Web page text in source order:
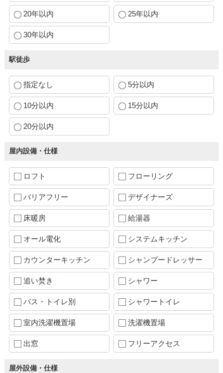
20年以内 25年以内
30年以内
駅徒歩
指定なし 5分以内
10分以内 15分以内
20分以内
屋内設備・仕様
ロフト フローリング
バリアフリー デザイナーズ
床暖房 給湯器
オール電化 システムキッチン
カウンターキッチン シャンプードレッサー
追い焚き シャワー
バス・トイレ別 シャワートイレ
室内洗濯機置場 洗濯機置場
出窓 フリーアクセス
屋外設備・仕様